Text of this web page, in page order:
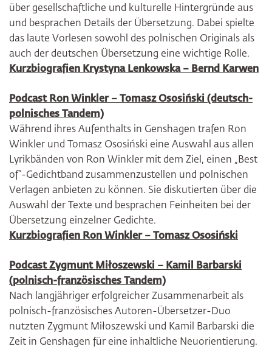
über gesellschaftliche und kulturelle Hintergründe aus
und besprachen Details der Übersetzung. Dabei spielte
das laute Vorlesen sowohl des polnischen Originals als
auch der deutschen Übersetzung eine wichtige Rolle.
Kurzbiografien Krystyna Lenkowska – Bernd Karwen
Podcast Ron Winkler – Tomasz Ososiński (deutsch-
polnisches Tandem)
Während ihres Aufenthalts in Genshagen trafen Ron
Winkler und Tomasz Ososiński eine Auswahl aus allen
Lyrikbänden von Ron Winkler mit dem Ziel, einen „Best
of“-Gedichtband zusammenzustellen und polnischen
Verlagen anbieten zu können. Sie diskutierten über die
Auswahl der Texte und besprachen Feinheiten bei der
Übersetzung einzelner Gedichte.
Kurzbiografien Ron Winkler – Tomasz Ososiński
Podcast Zygmunt Miłoszewski – Kamil Barbarski
(polnisch-französisches Tandem)
Nach langjähriger erfolgreicher Zusammenarbeit als
polnisch-französisches Autoren-Übersetzer-Duo
nutzten Zygmunt Miłoszewski und Kamil Barbarski die
Zeit in Genshagen für eine inhaltliche Neuorientierung.